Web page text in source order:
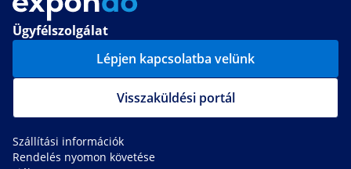
Ügyfélszolgálat
Lépjen kapcsolatba velünk
Visszaküldési portál
Szállítási információk
Rendelés nyomon követése